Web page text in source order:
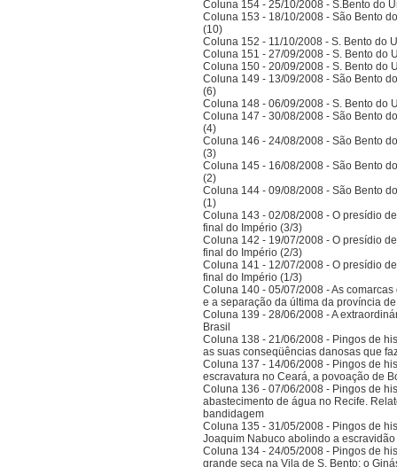
Coluna 154 - 25/10/2008 - S.Bento do
Coluna 153 - 18/10/2008 - São Bento
(10)
Coluna 152 - 11/10/2008 - S. Bento do
Coluna 151 - 27/09/2008 - S. Bento do
Coluna 150 - 20/09/2008 - S. Bento do
Coluna 149 - 13/09/2008 - São Bento
(6)
Coluna 148 - 06/09/2008 - S. Bento do
Coluna 147 - 30/08/2008 - São Bento
(4)
Coluna 146 - 24/08/2008 - São Bento
(3)
Coluna 145 - 16/08/2008 - São Bento
(2)
Coluna 144 - 09/08/2008 - São Bento
(1)
Coluna 143 - 02/08/2008 - O presídio
final do Império (3/3)
Coluna 142 - 19/07/2008 - O presídio
final do Império (2/3)
Coluna 141 - 12/07/2008 - O presídio
final do Império (1/3)
Coluna 140 - 05/07/2008 - As
e a separação da última da província
Coluna 139 - 28/06/2008 - A
Brasil
Coluna 138 - 21/06/2008 - Pingos de
as suas conseqüências danosas que
Coluna 137 - 14/06/2008 - Pingos de
escravatura no Ceará, a povoação de
Coluna 136 - 07/06/2008 - Pingos de
abastecimento de água no Recife.
bandidagem
Coluna 135 - 31/05/2008 - Pingos de
Joaquim Nabuco abolindo a
Coluna 134 - 24/05/2008 - Pingos de
grande seca na Vila de S. Bento; o